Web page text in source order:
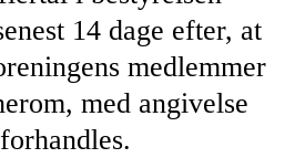
14 dage efter, at
medlemmer
med angivelse